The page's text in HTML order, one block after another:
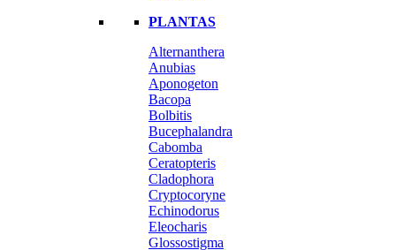
PLANTAS
Alternanthera
Anubias
Aponogeton
Bacopa
Bolbitis
Bucephalandra
Cabomba
Ceratopteris
Cladophora
Cryptocoryne
Echinodorus
Eleocharis
Glossostigma